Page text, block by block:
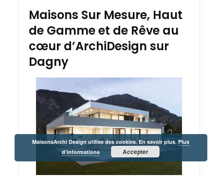
Maisons Sur Mesure, Haut
de Gamme et de Rêve au
cœur d’ArchiDesign sur
Dagny
MaisonsArchi Design utilise des cookies. En savoir plus.Plus
d’informations
Accepter